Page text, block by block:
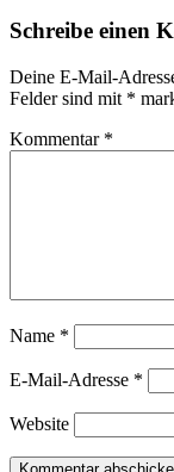
Schreibe einen
Deine E-Mail-
Felder sind mit *
Kommentar *
Name *
E-Mail-Adresse *
Website